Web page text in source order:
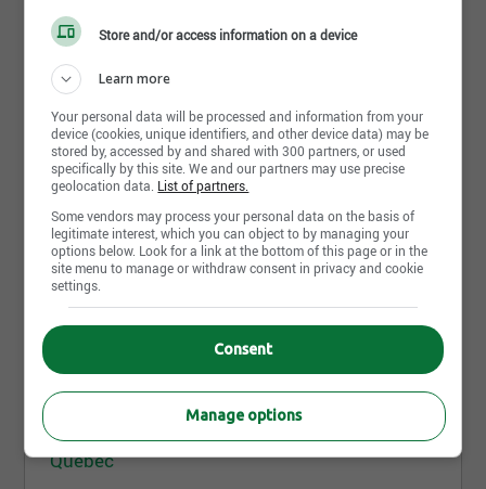
24 mars 2020
VIVACO, grand gagnant du prix Créateurs
d'emplois au Centre-du-Québec
VIVACO GROUPE COOPÉRATIF, gagnant du Prix
Créateurs d’emplois du Québec dans la catégorie
Coup de cœur pour la région du Centre-du-Québec
[...]
VIVACO 177eme plus grande entreprise au
Québec
Store and/or access information on a device
Learn more
Your personal data will be processed and information from your
device (cookies, unique identifiers, and other device data) may be
stored by, accessed by and shared with 300 partners, or used
specifically by this site. We and our partners may use precise
geolocation data. List of partners.
Some vendors may process your personal data on the basis of
legitimate interest, which you can object to by managing your
options below. Look for a link at the bottom of this page or in the
site menu to manage or withdraw consent in privacy and cookie
settings.
Consent
Manage options